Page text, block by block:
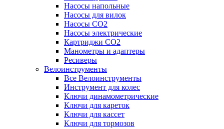
Насосы напольные
Насосы для вилок
Насосы CO2
Насосы электрические
Картриджи CO2
Манометры и адаптеры
Ресиверы
Велоинструменты
Все Велоинструменты
Инструмент для колес
Ключи динамометрические
Ключи для кареток
Ключи для кассет
Ключи для тормозов